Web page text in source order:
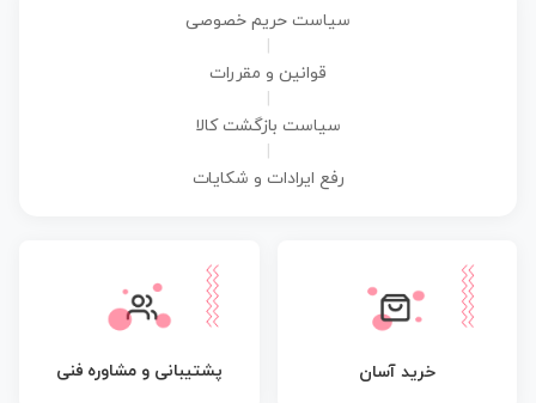
سیاست حریم خصوصی
قوانین و مقررات
سیاست بازگشت کالا
رفع ایرادات و شکایات
خرید آسان پشتیبانی و مشاوره فنی